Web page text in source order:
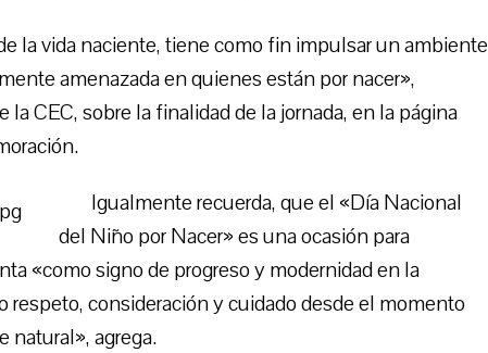
la vida naciente, tiene como fin impulsar un ambiente
amenazada en quienes están por nacer»,
CEC, sobre la finalidad de la jornada, en la página
Igualmente recuerda, que el «Día Nacional
del Niño por Nacer» es una ocasión para
«como signo de progreso y modernidad en la
respeto, consideración y cuidado desde el momento
natural», agrega.